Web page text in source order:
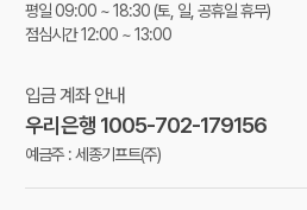
평일 09:00 ~ 18:30(토, 일, 공휴일 휴무)
점심시간 12:00 ~ 13:00
입금 계좌 안내
우리은행 1005-702-179156
예금주 : 세종기프트(주)